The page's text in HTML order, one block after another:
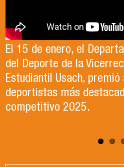
El 15 de enero, el
del Deporte de la
Estudiantil Usach, premió
deportistas más
competitivo 2025.
En este segundo capítulo
Proyecto Ludo Inclusión,
profesor Claudio Farías y
Pedagogía en Educación
de Ciencias Médicas de la
Te invitamos a revisar el
candidato , el Dr. Celso
de Director de Escuela